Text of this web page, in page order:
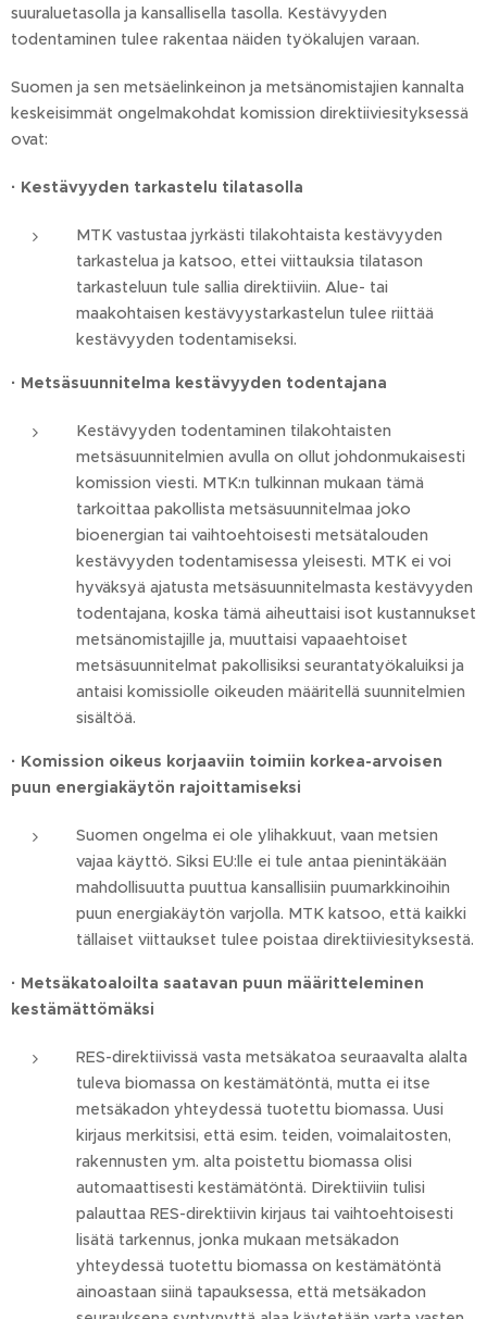
suuraluetasolla ja kansallisella tasolla. Kestävyyden
todentaminen tulee rakentaa näiden työkalujen varaan.
Suomen ja sen metsäelinkeinon ja metsänomistajien kannalta
keskeisimmät ongelmakohdat komission direktiiviesityksessä
ovat:
· Kestävyyden tarkastelu tilatasolla
MTK vastustaa jyrkästi tilakohtaista kestävyyden
tarkastelua ja katsoo, ettei viittauksia tilatason
tarkasteluun tule sallia direktiiviin. Alue- tai
maakohtaisen kestävyystarkastelun tulee riittää
kestävyyden todentamiseksi.
· Metsäsuunnitelma kestävyyden todentajana
Kestävyyden todentaminen tilakohtaisten
metsäsuunnitelmien avulla on ollut johdonmukaisesti
komission viesti. MTK:n tulkinnan mukaan tämä
tarkoittaa pakollista metsäsuunnitelmaa joko
bioenergian tai vaihtoehtoisesti metsätalouden
kestävyyden todentamisessa yleisesti. MTK ei voi
hyväksyä ajatusta metsäsuunnitelmasta kestävyyden
todentajana, koska tämä aiheuttaisi isot kustannukset
metsänomistajille ja, muuttaisi vapaaehtoiset
metsäsuunnitelmat pakollisiksi seurantatyökaluiksi ja
antaisi komissiolle oikeuden määritellä suunnitelmien
sisältöä.
· Komission oikeus korjaaviin toimiin korkea-arvoisen
puun energiakäytön rajoittamiseksi
Suomen ongelma ei ole ylihakkuut, vaan metsien
vajaa käyttö. Siksi EU:lle ei tule antaa pienintäkään
mahdollisuutta puuttua kansallisiin puumarkkinoihin
puun energiakäytön varjolla. MTK katsoo, että kaikki
tällaiset viittaukset tulee poistaa direktiiviesityksestä.
· Metsäkatoaloilta saatavan puun määritteleminen
kestämättömäksi
RES-direktiivissä vasta metsäkatoa seuraavalta alalta
tuleva biomassa on kestämätöntä, mutta ei itse
metsäkadon yhteydessä tuotettu biomassa. Uusi
kirjaus merkitsisi, että esim. teiden, voimalaitosten,
rakennusten ym. alta poistettu biomassa olisi
automaattisesti kestämätöntä. Direktiiviin tulisi
palauttaa RES-direktiivin kirjaus tai vaihtoehtoisesti
lisätä tarkennus, jonka mukaan metsäkadon
yhteydessä tuotettu biomassa on kestämätöntä
ainoastaan siinä tapauksessa, että metsäkadon